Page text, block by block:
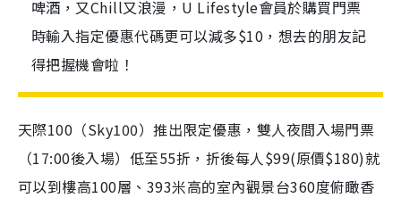
啤酒，又Chill又浪漫，U Lifestyle會員於購買門票
時輸入指定優惠代碼更可以減多$10，想去的朋友記
得把握機會啦！
天際100（Sky100）推出限定優惠，雙人夜間入場門票
（17:00後入場）低至55折，折後每人$99(原價$180)就
可以到樓高100層、393米高的室內觀景台360度俯瞰香